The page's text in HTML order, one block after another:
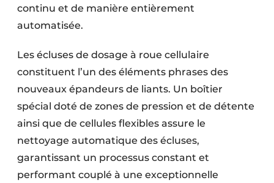
continu et de manière entièrement
automatisée.
Les écluses de dosage à roue cellulaire
constituent l’un des éléments phrases des
nouveaux épandeurs de liants. Un boîtier
spécial doté de zones de pression et de détente
ainsi que de cellules flexibles assure le
nettoyage automatique des écluses,
garantissant un processus constant et
performant couplé à une exceptionnelle